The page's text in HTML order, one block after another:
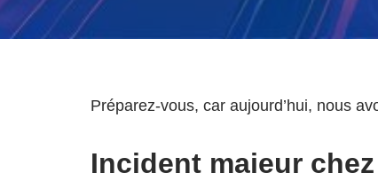
Préparez-vous, car aujourd’hui, nous
Incident majeur